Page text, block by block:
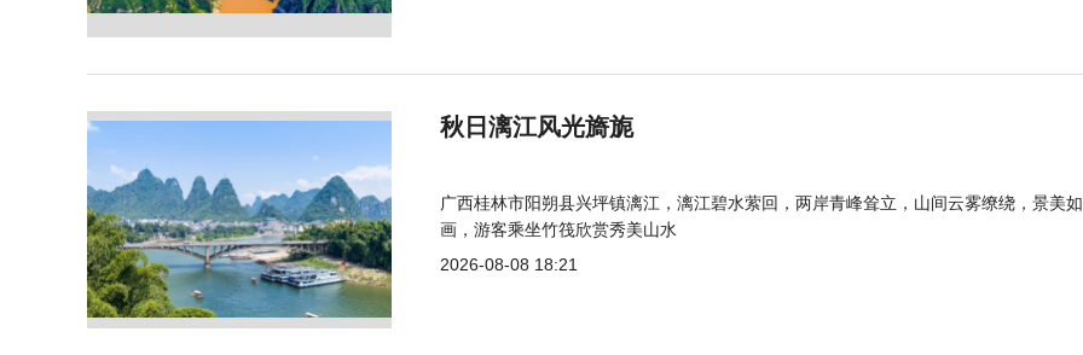
秋日漓江风光旖旎
广西桂林市阳朔县兴坪镇漓江，漓江碧水萦回，两岸青峰耸立，山间云雾缭绕，景美如
画，游客乘坐竹筏欣赏秀美山水
2026-08-08 18:21